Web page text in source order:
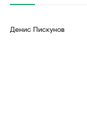
Денис Пискунов